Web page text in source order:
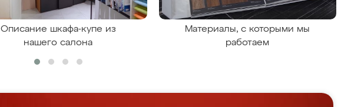
Описание шкафа-купе из
нашего салона
Материалы, с которыми мы
работаем